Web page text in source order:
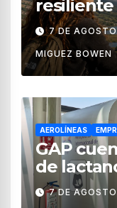
resiliente
7 DE
MIGUEZ BOWEN
AEROLÍNEAS
GAP
de
de7 DE